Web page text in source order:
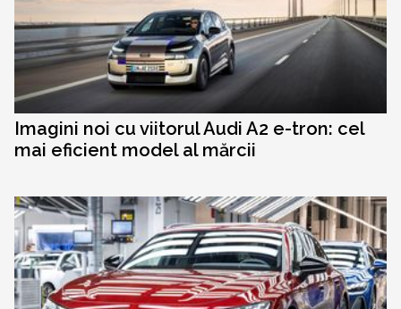
Imagini noi cu viitorul Audi A2 e-tron: cel
mai eficient model al mărcii